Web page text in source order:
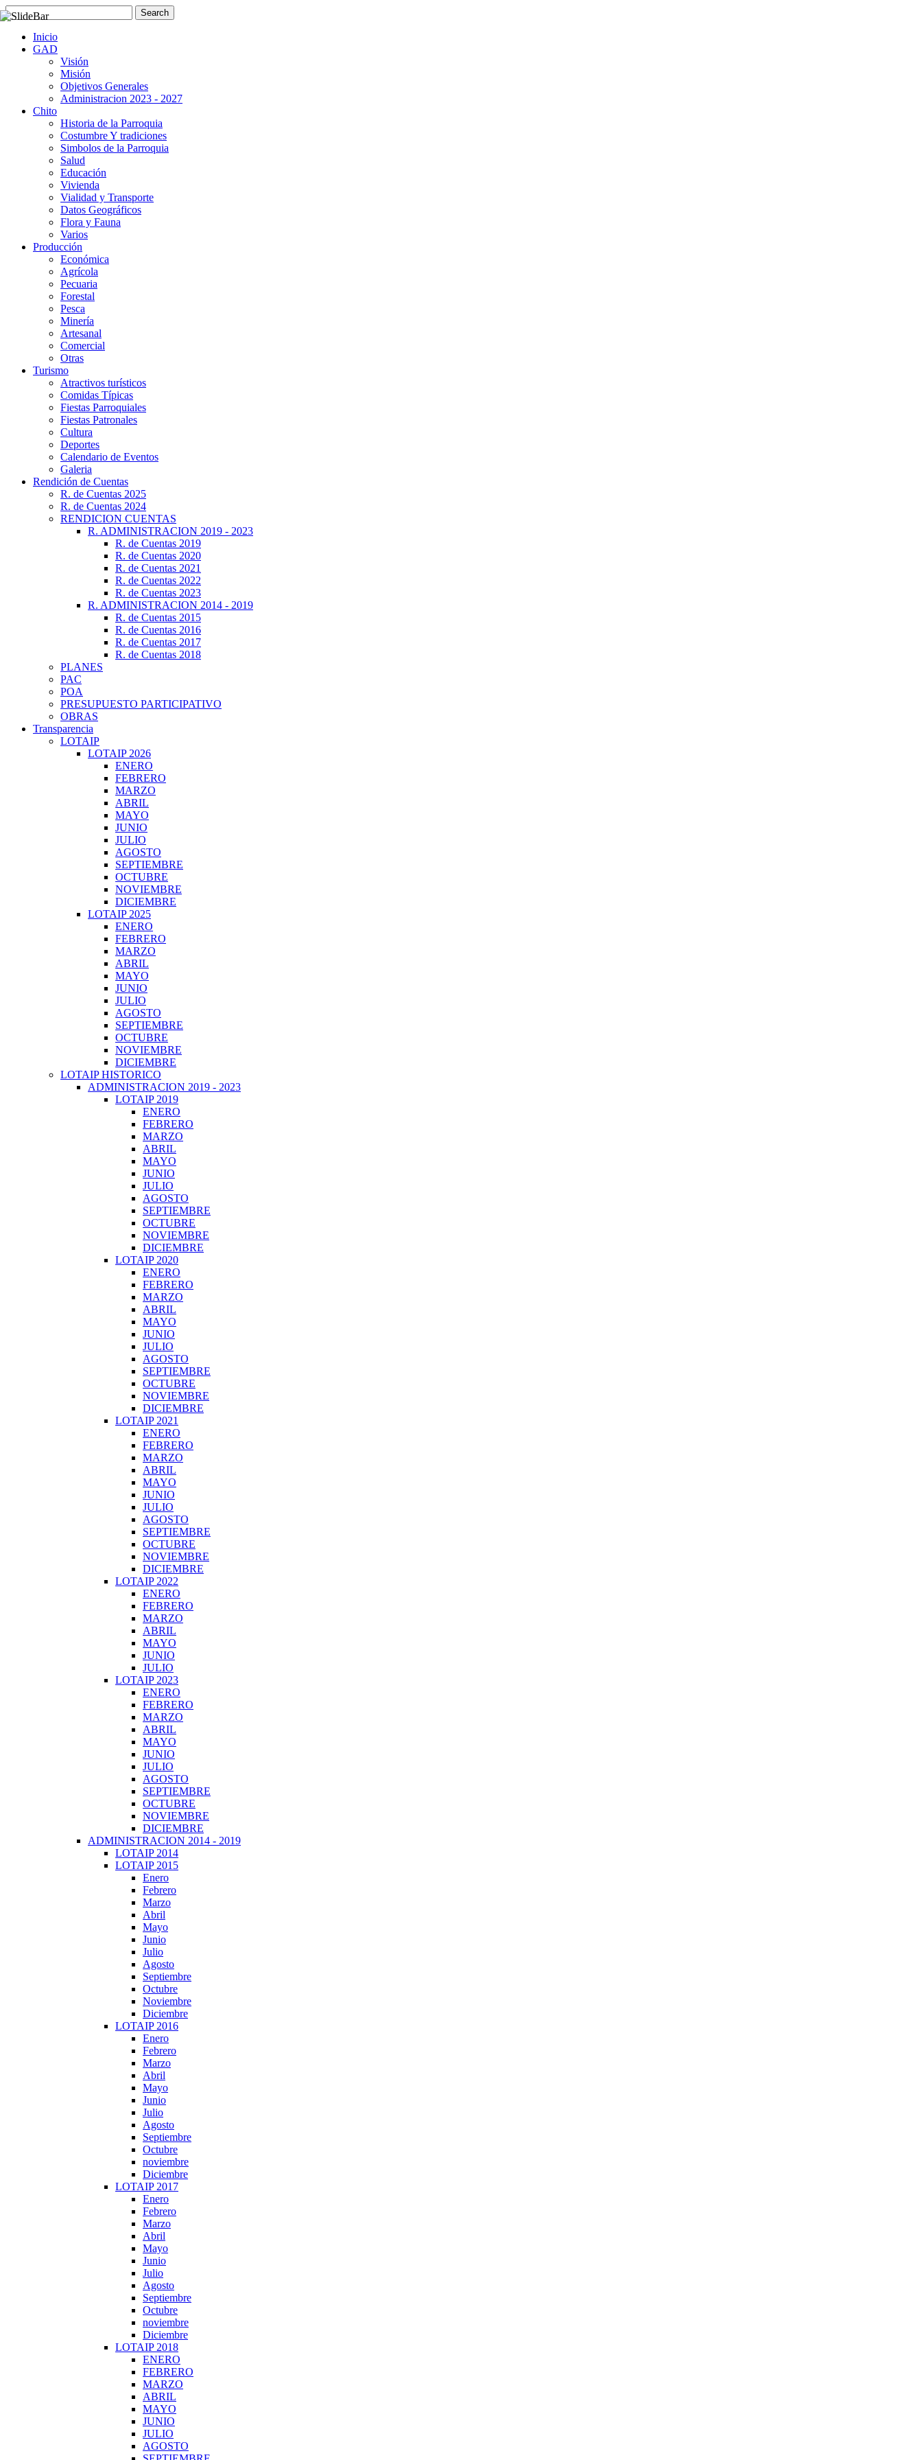
Inicio
GAD
Visión
Misión
Objetivos Generales
Administracion 2023 - 2027
Chito
Historia de la Parroquia
Costumbre Y tradiciones
Simbolos de la Parroquia
Salud
Educación
Vivienda
Vialidad y Transporte
Datos Geográficos
Flora y Fauna
Varios
Producción
Económica
Agrícola
Pecuaria
Forestal
Pesca
Minería
Artesanal
Comercial
Otras
Turismo
Atractivos turísticos
Comidas Típicas
Fiestas Parroquiales
Fiestas Patronales
Cultura
Deportes
Calendario de Eventos
Galeria
Rendición de Cuentas
R. de Cuentas 2025
R. de Cuentas 2024
RENDICION CUENTAS
R. ADMINISTRACION 2019 - 2023
R. de Cuentas 2019
R. de Cuentas 2020
R. de Cuentas 2021
R. de Cuentas 2022
R. de Cuentas 2023
R. ADMINISTRACION 2014 - 2019
R. de Cuentas 2015
R. de Cuentas 2016
R. de Cuentas 2017
R. de Cuentas 2018
PLANES
PAC
POA
PRESUPUESTO PARTICIPATIVO
OBRAS
Transparencia
LOTAIP
LOTAIP 2026
ENERO
FEBRERO
MARZO
ABRIL
MAYO
JUNIO
JULIO
AGOSTO
SEPTIEMBRE
OCTUBRE
NOVIEMBRE
DICIEMBRE
LOTAIP 2025
ENERO
FEBRERO
MARZO
ABRIL
MAYO
JUNIO
JULIO
AGOSTO
SEPTIEMBRE
OCTUBRE
NOVIEMBRE
DICIEMBRE
LOTAIP HISTORICO
ADMINISTRACION 2019 - 2023
LOTAIP 2019
ENERO
FEBRERO
MARZO
ABRIL
MAYO
JUNIO
JULIO
AGOSTO
SEPTIEMBRE
OCTUBRE
NOVIEMBRE
DICIEMBRE
LOTAIP 2020
ENERO
FEBRERO
MARZO
ABRIL
MAYO
JUNIO
JULIO
AGOSTO
SEPTIEMBRE
OCTUBRE
NOVIEMBRE
DICIEMBRE
LOTAIP 2021
ENERO
FEBRERO
MARZO
ABRIL
MAYO
JUNIO
JULIO
AGOSTO
SEPTIEMBRE
OCTUBRE
NOVIEMBRE
DICIEMBRE
LOTAIP 2022
ENERO
FEBRERO
MARZO
ABRIL
MAYO
JUNIO
JULIO
LOTAIP 2023
ENERO
FEBRERO
MARZO
ABRIL
MAYO
JUNIO
JULIO
AGOSTO
SEPTIEMBRE
OCTUBRE
NOVIEMBRE
DICIEMBRE
ADMINISTRACION 2014 - 2019
LOTAIP 2014
LOTAIP 2015
Enero
Febrero
Marzo
Abril
Mayo
Junio
Julio
Agosto
Septiembre
Octubre
Noviembre
Diciembre
LOTAIP 2016
Enero
Febrero
Marzo
Abril
Mayo
Junio
Julio
Agosto
Septiembre
Octubre
noviembre
Diciembre
LOTAIP 2017
Enero
Febrero
Marzo
Abril
Mayo
Junio
Julio
Agosto
Septiembre
Octubre
noviembre
Diciembre
LOTAIP 2018
ENERO
FEBRERO
MARZO
ABRIL
MAYO
JUNIO
JULIO
AGOSTO